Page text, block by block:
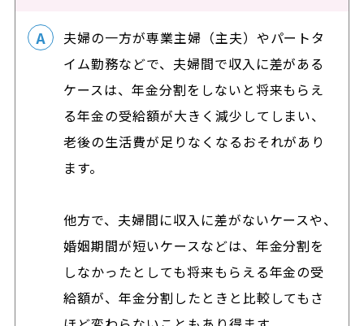
夫婦の一方が専業主婦（主夫）やパートタ
イム勤務などで、夫婦間で収入に差がある
ケースは、年金分割をしないと将来もらえ
る年金の受給額が大きく減少してしまい、
老後の生活費が足りなくなるおそれがあり
ます。
他方で、夫婦間に収入に差がないケースや、
婚姻期間が短いケースなどは、年金分割を
しなかったとしても将来もらえる年金の受
給額が、年金分割したときと比較してもさ